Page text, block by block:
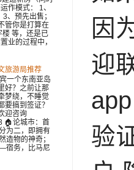
因
迎
验
作模式： 1、
、预先出售；
管你是打算在
楼 等，还是已
业的过程中，
旅游局推荐
一个东南亚岛
好？之前让那
梦绕，不睡觉
要搞到签证？
迎咨询
🏠论城市：首
为二，即拥有
造物的神奇；
宿务，比马尼